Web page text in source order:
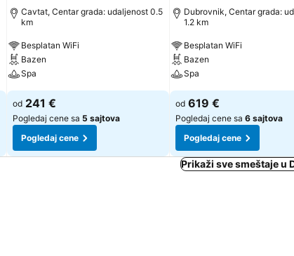
Cavtat, Centar grada: udaljenost 0.5
km
Besplatan WiFi
Bazen
Spa
od 241 €
Pogledaj cene sa 5 sajtova
Pogledaj cene
Dubrovnik, Centar grada:
1.2 km
Besplatan WiFi
Bazen
Spa
od 619 €
Pogledaj cene sa 6 sajtova
Pogledaj cene
Prikaži sve smeštaje u